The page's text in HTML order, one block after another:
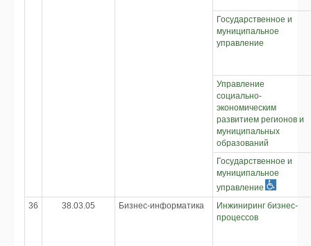
Государственное и
муниципальное
управление
Управление
социально-
экономическим
развитием регионов и
муниципальных
образований
Государственное и
муниципальное
управление
36
38.03.05 Бизнес-информатика
Инжиниринг бизнес-
процессов